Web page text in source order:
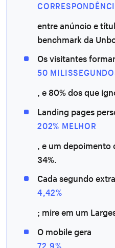
entre anúncio e
benchmark da
Os visitantes
50
, e 80% dos que
Landing pages
202% MELHOR
, e um depoimento
34%.
Cada segundo
4,42%
; mire em um
O mobile gera
72,9%